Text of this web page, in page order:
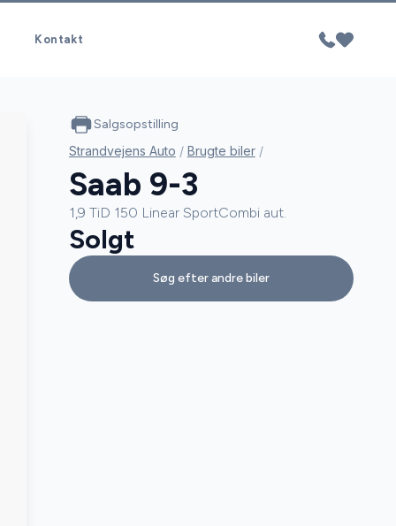
Kontakt
Salgsopstilling
Strandvejens Auto / Brugte biler /
Saab 9-3
1,9 TiD 150 Linear SportCombi aut.
Solgt
Søg efter andre biler